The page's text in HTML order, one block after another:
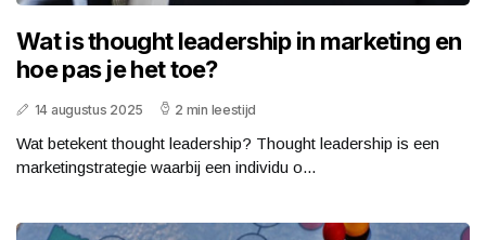
Wat is thought leadership in marketing en
hoe pas je het toe?
14 augustus 2025 2 min leestijd
Wat betekent thought leadership? Thought leadership is een
marketingstrategie waarbij een individu o...